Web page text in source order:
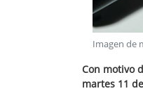
Imagen de
Con motivo
martes 11